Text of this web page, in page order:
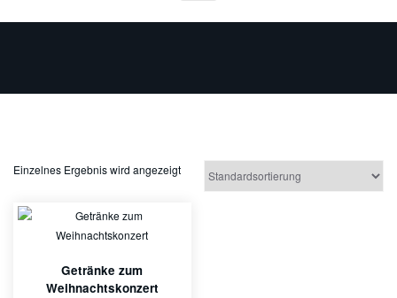
Einzelnes Ergebnis wird angezeigt
Getränke zum
Weihnachtskonzert